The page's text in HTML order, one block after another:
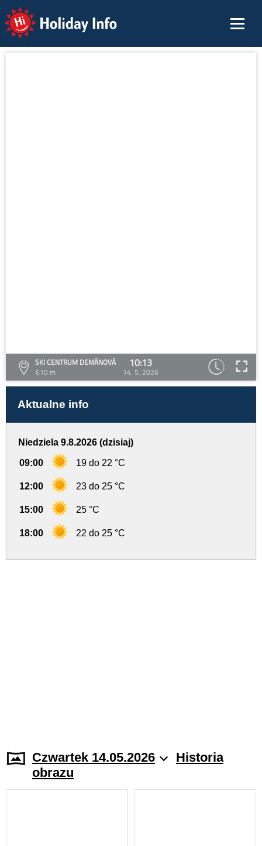
Holiday Info
SKI CENTRUM DEMÄNOVÁ
610 m
10:13
14. 5. 2026
Aktualne info
Niedziela 9.8.2026 (dzisiaj)
09:00 19 do 22 °C
12:00 23 do 25 °C
15:00 25 °C
18:00 22 do 25 °C
Czwartek 14.05.2026
Historia
obrazu